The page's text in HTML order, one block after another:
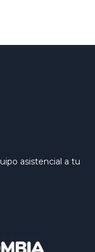
asistencial a tu